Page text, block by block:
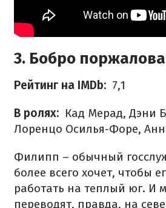
3. Бобро
Рейтинг на IMDb: 7,1
В ролях: Кад Мерад, Дэни
Лоренцо Осилья-Форе,
Филипп – обычный
более всего хочет, чтобы
работать на теплый юг. И
переводят, правда, на